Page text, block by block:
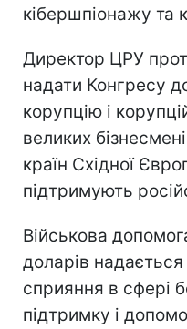
кібершпіонажу та
Директор ЦРУ
надати Конгресу
корупцію і
великих
країн Східної
підтримують
Військова
доларів надається
сприяння в сфері
підтримку і